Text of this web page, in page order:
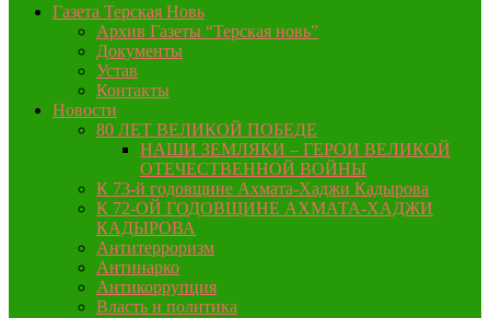
Газета Терская Новь
Архив Газеты “Терская новь”
Документы
Устав
Контакты
Новости
80 ЛЕТ ВЕЛИКОЙ ПОБЕДЕ
НАШИ ЗЕМЛЯКИ – ГЕРОИ ВЕЛИКОЙ
ОТЕЧЕСТВЕННОЙ ВОЙНЫ
К 73-й годовщине Ахмата-Хаджи Кадырова
К 72-ОЙ ГОДОВЩИНЕ АХМАТА-ХАДЖИ
КАДЫРОВА
Антитерроризм
Антинарко
Антикоррупция
Власть и политика